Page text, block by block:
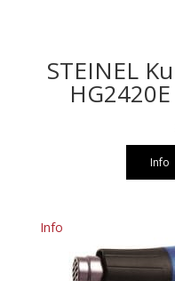
STEINEL
Info
Info